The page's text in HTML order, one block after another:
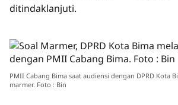
ditindaklanjuti.
PMII Cabang Bima saat audiensi dengan DPRD Kota
marmer. Foto : Bin